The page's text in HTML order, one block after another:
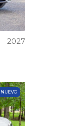
2027
NUEVO